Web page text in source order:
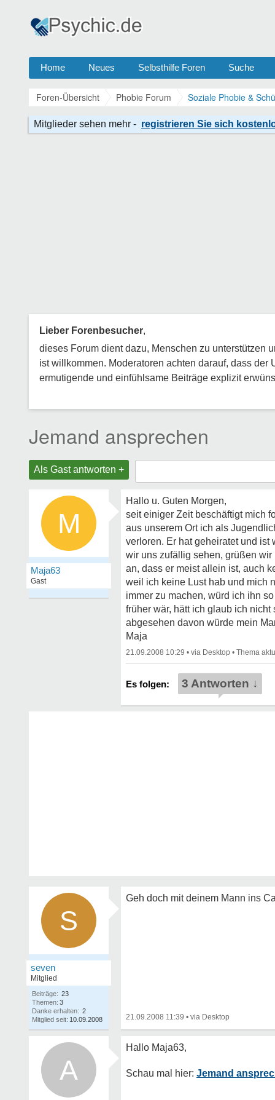
Home Neues Selbsthilfe Foren Suche
Foren-Übersicht Phobie Forum Soziale Phobie &
Lieber Forenbesucher,
dieses Forum dient dazu, Menschen zu unterstützen
ist willkommen. Moderatoren achten darauf, dass
ermutigende und einfühlsame Beiträge explizit
Jemand ansprechen
Als Gast antworten +
M
Maja63
Gast
Hallo u. Guten Morgen,
seit einiger Zeit beschäftigt mich
aus unserem Ort ich als
verloren. Er hat geheiratet und
wir uns zufällig sehen, grüßen wir
an, dass er meist allein ist, auch
weil ich keine Lust hab und mich
immer zu machen, würd ich ihn
früher wär, hätt ich glaub ich
abgesehen davon würde mein
Maja
21.09.2008 10:29 • •
3 Antworten ↓
S
seven
Mitglied
Beiträge: 23
Themen: 3
Danke erhalten: 2
Mitglied seit: 10.09.2008
Geh doch mit deinem Mann ins
21.09.2008 11:39 •
A Jemand